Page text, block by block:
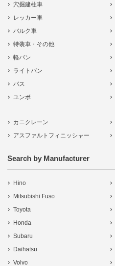
穴掘建柱車
レッカー車
バルク車
特装車・その他
軽バン
ライトバン
バス
ユンボ
カニクレーン
アスファルトフィニッシャー
Search by Manufacturer
Hino
Mitsubishi Fuso
Toyota
Honda
Subaru
Daihatsu
Volvo